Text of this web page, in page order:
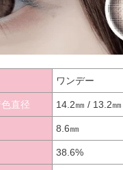
ワンデー
直径 14.2㎜ / 13.2㎜
8.6㎜
38.6%